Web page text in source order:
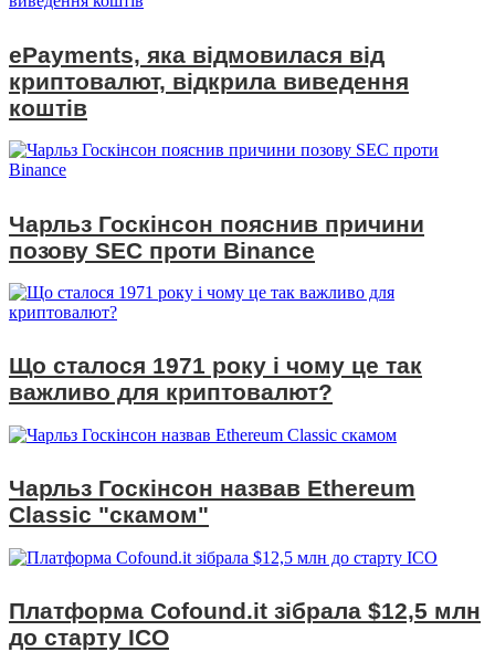
ePayments, яка відмовилася від
криптовалют, відкрила виведення
коштів
Чарльз Госкінсон пояснив причини
позову SEC проти Binance
Що сталося 1971 року і чому це так
важливо для криптовалют?
Чарльз Госкінсон назвав Ethereum
Classic "скамом"
Платформа Cofound.it зібрала $12,5 млн
до старту ICO